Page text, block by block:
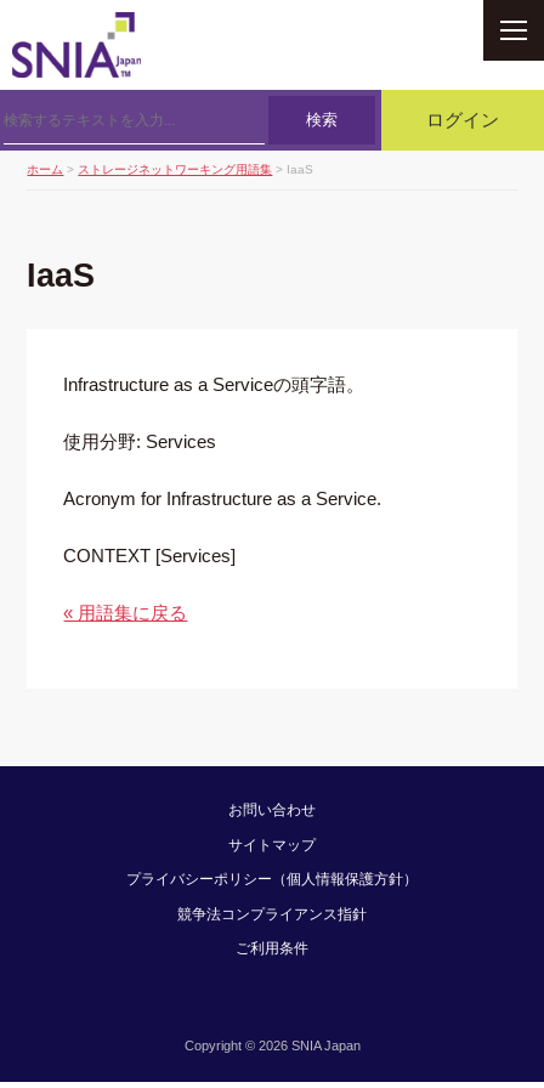
検索 ログイン
ホーム > ストレージネットワーキング用語集 > IaaS
IaaS
Infrastructure as a Serviceの頭字語。
使用分野: Services
Acronym for Infrastructure as a Service.
CONTEXT [Services]
« 用語集に戻る
お問い合わせ
サイトマップ
プライバシーポリシー（個人情報保護方針）
競争法コンプライアンス指針
ご利用条件
Copyright © 2026 SNIA Japan